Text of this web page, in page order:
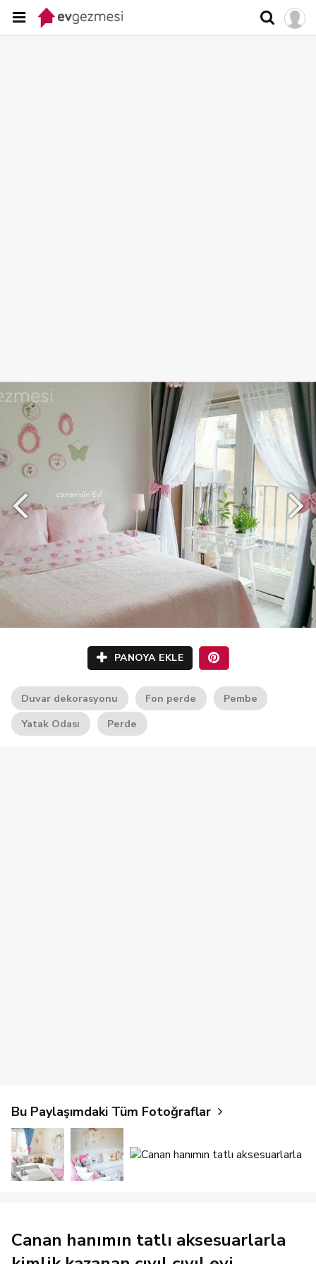
PANOYA EKLE
Duvar dekorasyonu Fon perde
Pembe
Yatak Odası
Perde
Bu Paylaşımdaki Tüm Fotoğraflar
Canan hanımın tatlı aksesuarlarla